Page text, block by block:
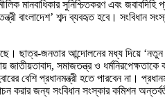
মানবাধিকার সুনিশ্চিতকরণ এবং
বাংলাদেশ’ শব্দ ব্যবহৃত হবে।
ছাত্র-জনতার আন্দোলনের মধ্য দিয়ে ‘নতুন
সমাজতন্ত্র ও
প্রধানমন্ত্রী হতে পারবেন না।
করার জন্য সংবিধান সংস্কার কমিশন